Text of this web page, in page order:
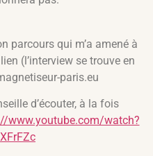
parcours qui m’a amené à
(l’interview se trouve en
paris.eu
d’écouter, à la fois
www.youtube.com/watch?